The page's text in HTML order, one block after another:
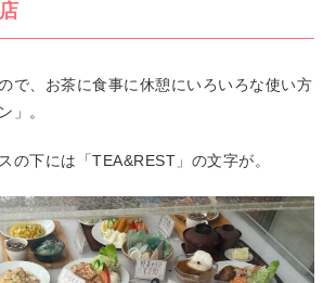
で、お茶に食事に休憩にいろいろな使い方
」。
の下には「TEA&REST」の文字が。